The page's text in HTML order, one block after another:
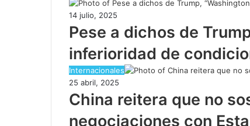
14 julio, 2025
Pese a dichos de
inferioridad de
Internacionales
25 abril, 2025
China reitera que no
negociaciones con